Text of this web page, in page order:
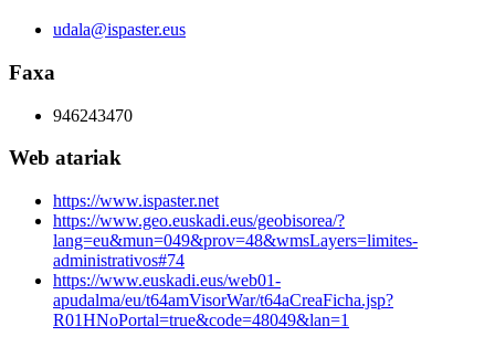
udala@ispaster.eus
Faxa
946243470
Web atariak
https://www.ispaster.net
https://www.geo.euskadi.eus/geobisorea/?
lang=eu&mun=049&prov=48&wmsLayers=limites-
administrativos#74
https://www.euskadi.eus/web01-
apudalma/eu/t64amVisorWar/t64aCreaFicha.jsp?
R01HNoPortal=true&code=48049&lan=1